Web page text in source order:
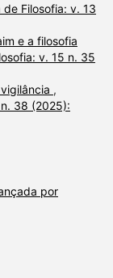
Filosofia: v. 13
e a filosofia
v. 15 n. 35
,
38 (2025):
por